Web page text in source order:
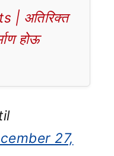
| अतिरिक्त
होऊ
27,